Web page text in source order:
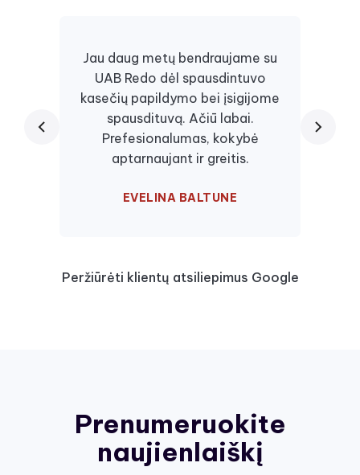
Jau daug metų bendraujame su
UAB Redo dėl spausdintuvo
kasečių papildymo bei įsigijome
spausdituvą. Ačiū labai.
Prefesionalumas, kokybė
aptarnaujant ir greitis.
EVELINA BALTUNE
Peržiūrėti klientų atsiliepimus Google
Prenumeruokite
naujienlaiškį